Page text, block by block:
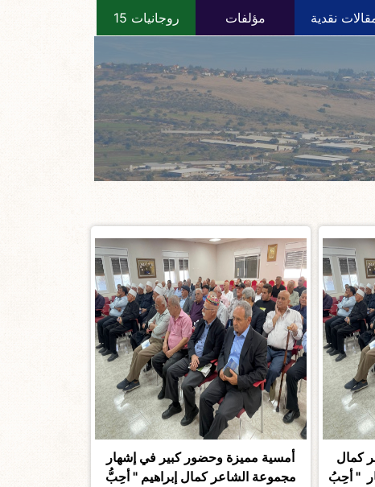
نقدية مؤلفات روجانيات 15
كمال
" أحِبُ
أمسية مميزة وحضور كبير في إشهار
مجموعة الشاعر كمال إبراهيم " أحِبُّ